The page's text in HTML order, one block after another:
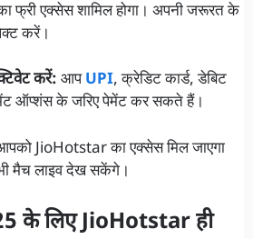
फ्री एक्सेस शामिल होगा। अपनी जरूरत के
करें।
करें: आपUPI, क्रेडिट कार्ड, डेबिट
ऑप्शंस के जरिए पेमेंट कर सकते हैं।
JioHotstar का एक्सेस मिल जाएगा
मैच लाइव देख सकेंगे।
के लिए JioHotstar ही